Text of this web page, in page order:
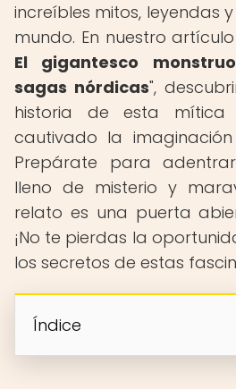
increíbles mitos, leyendas
mundo. En nuestro
El gigantesco
sagas nórdicas",
historia de esta
cautivado la
Prepárate para
lleno de misterio y
relato es una puerta
¡No te pierdas la
los secretos de estas
Índice